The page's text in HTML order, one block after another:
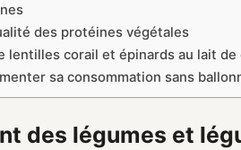
des protéines végétales
lentilles corail et épinards au lait de
sa consommation sans
des légumes et